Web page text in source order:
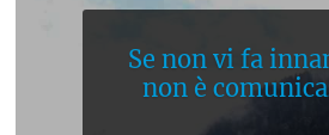
Se non vi fa
non è